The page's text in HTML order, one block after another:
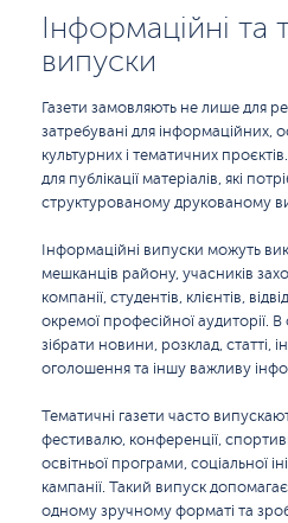
Інформаційні та
випуски
Газети замовляють не лише для
затребувані для інформаційних,
культурних і тематичних
для публікації матеріалів, які
структурованому друкованому
Інформаційні випуски можуть
мешканців району, учасників
компанії, студентів, клієнтів,
окремої професійної аудиторії.
зібрати новини, розклад, статті,
оголошення та іншу важливу
Тематичні газети часто
фестивалю, конференції,
освітньої програми, соціальної
кампанії. Такий випуск
одному зручному форматі та